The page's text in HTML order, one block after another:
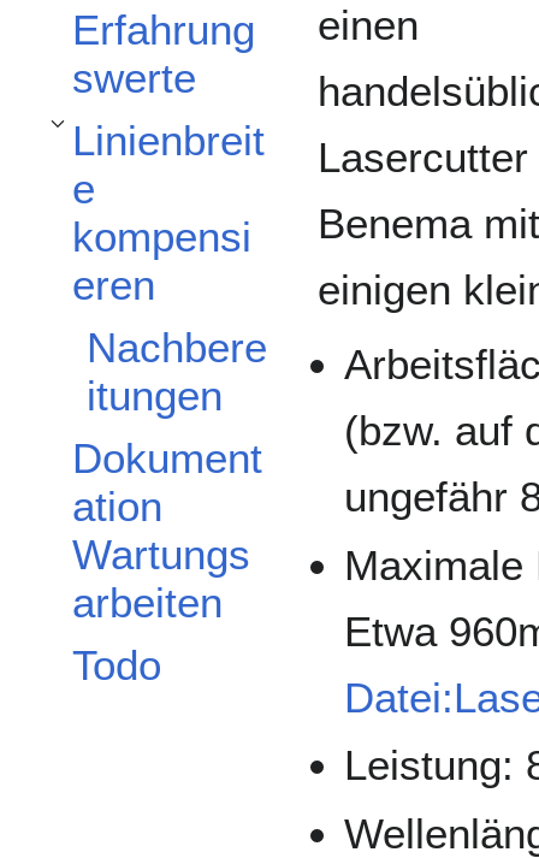
Erfahrung
swerte
Linienbreit
e
kompensi
eren
Unterabschnitt Linienbreite kompensieren umschalten
Nachbere
itungen
Dokument
ation
Wartungs
arbeiten
Todo
einen
Lasercutter
Benema mit
einigen
(bzw. auf
ungefähr
Maximale
Etwa
Leistung: